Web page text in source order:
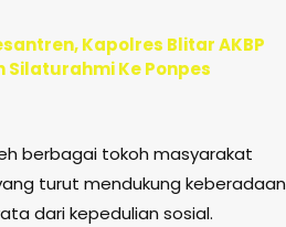
Kapolres Blitar AKBP
Silaturahmi Ke Ponpes
berbagai tokoh masyarakat
turut mendukung keberadaan
dari kepedulian sosial.